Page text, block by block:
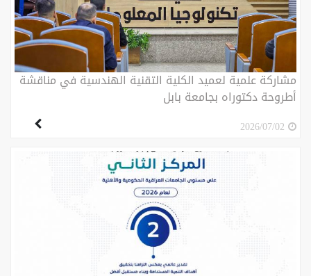
مشاركة علمية لعميد الكلية التقنية الهندسية في مناقشة
أطروحة دكتوراه بجامعة بابل
2026/07/02